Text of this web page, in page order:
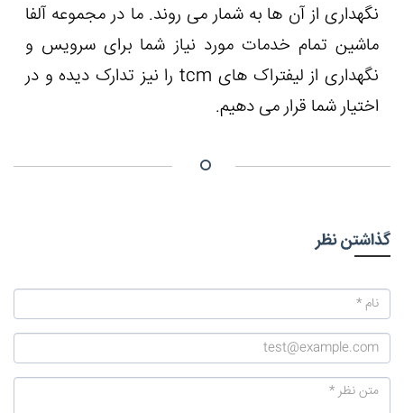
نگهداری از آن ها به شمار می روند. ما در مجموعه آلفا
ماشین تمام خدمات مورد نیاز شما برای سرویس و
نگهداری از لیفتراک های tcm را نیز تدارک دیده و در
اختیار شما قرار می دهیم.
گذاشتن نظر